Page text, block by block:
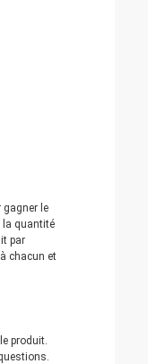
gagner le
la quantité
par
chacun et
produit.